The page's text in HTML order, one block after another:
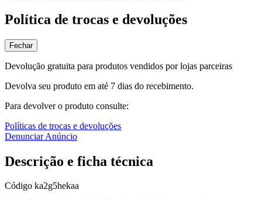
Política de trocas e devoluções
Fechar
Devolução gratuita para produtos vendidos por lojas parceiras
Devolva seu produto em até 7 dias do recebimento.
Para devolver o produto consulte:
Políticas de trocas e devoluções
Denunciar Anúncio
Descrição e ficha técnica
Código ka2g5hekaa